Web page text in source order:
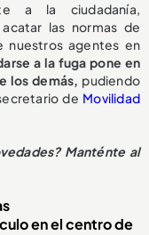
a la ciudadanía,
las normas de
nuestros agentes en
a la fuga pone en
los demás, pudiendo
de Movilidad
Manténte al
en el centro de